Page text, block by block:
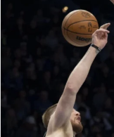
a
n
e
m